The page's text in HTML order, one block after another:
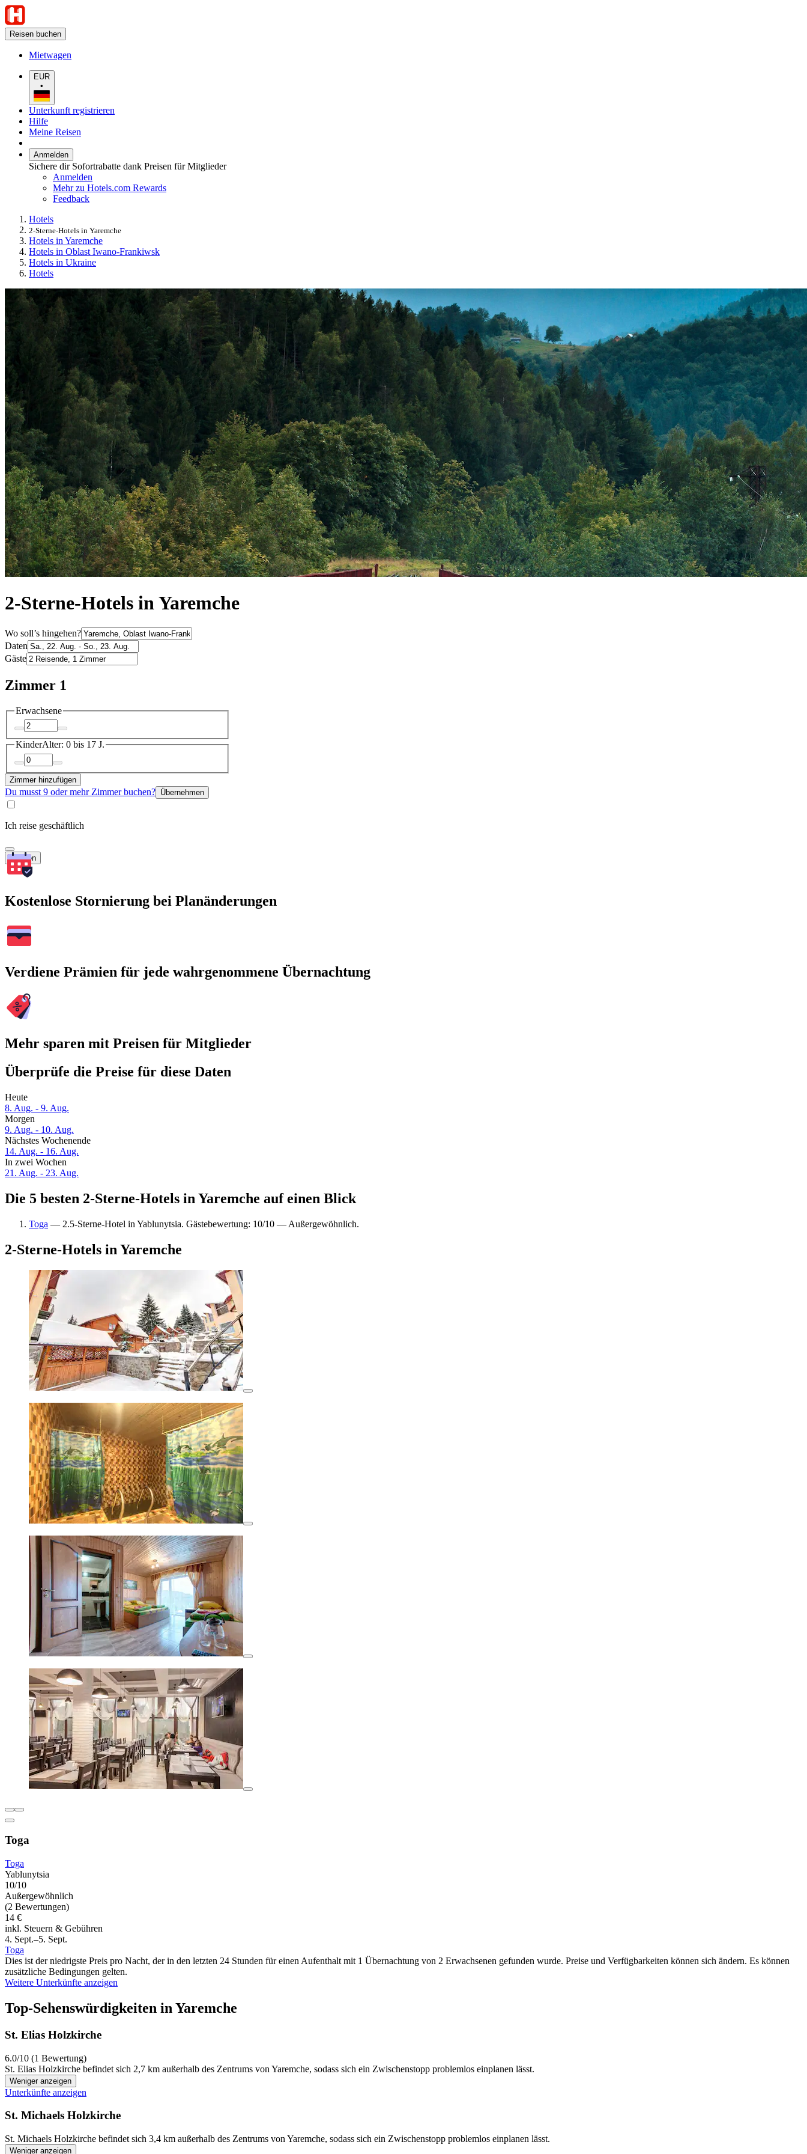
Reisen buchen
Mietwagen
EUR
•
Unterkunft registrieren
Hilfe
Meine Reisen
Anmelden
Sichere dir Sofortrabatte dank Preisen für Mitglieder
Anmelden
Mehr zu Hotels.com Rewards
Feedback
Hotels
2-Sterne-Hotels in Yaremche
Hotels in Yaremche
Hotels in Oblast Iwano-Frankiwsk
Hotels in Ukraine
Hotels
2-Sterne-Hotels in Yaremche
Wo soll’s hingehen?
Daten
Gäste
Zimmer 1
Erwachsene
KinderAlter: 0 bis 17 J.
Zimmer hinzufügen
Du musst 9 oder mehr Zimmer buchen? Übernehmen
Ich reise geschäftlich
Suchen
Kostenlose Stornierung bei Planänderungen
Verdiene Prämien für jede wahrgenommene Übernachtung
Mehr sparen mit Preisen für Mitglieder
Überprüfe die Preise für diese Daten
Heute
8. Aug. - 9. Aug.
Morgen
9. Aug. - 10. Aug.
Nächstes Wochenende
14. Aug. - 16. Aug.
In zwei Wochen
21. Aug. - 23. Aug.
Die 5 besten 2-Sterne-Hotels in Yaremche auf einen Blick
Toga — 2.5-Sterne-Hotel in Yablunytsia. Gästebewertung: 10/10 — Außergewöhnlich.
2-Sterne-Hotels in Yaremche
Toga
Toga
Yablunytsia
10/10
Außergewöhnlich
(2 Bewertungen)
14 €
inkl. Steuern & Gebühren
4. Sept.–5. Sept.
Toga
Dies ist der niedrigste Preis pro Nacht, der in den letzten 24 Stunden für einen Aufenthalt mit 1 Übernachtung von 2 Erwachsenen gefunden wurde. Preise und Verfügbarkeiten können sich ändern. Es können
zusätzliche Bedingungen gelten.
Weitere Unterkünfte anzeigen
Top-Sehenswürdigkeiten in Yaremche
St. Elias Holzkirche
6.0/10 (1 Bewertung)
St. Elias Holzkirche befindet sich 2,7 km außerhalb des Zentrums von Yaremche, sodass sich ein Zwischenstopp problemlos einplanen lässt.
Weniger anzeigen
Unterkünfte anzeigen
St. Michaels Holzkirche
St. Michaels Holzkirche befindet sich 3,4 km außerhalb des Zentrums von Yaremche, sodass sich ein Zwischenstopp problemlos einplanen lässt.
Weniger anzeigen